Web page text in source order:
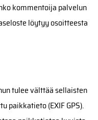
kommentoija palvelun
löytyy osoitteesta
tulee välttää sellaisten
paikkatieto (EXIF GPS).